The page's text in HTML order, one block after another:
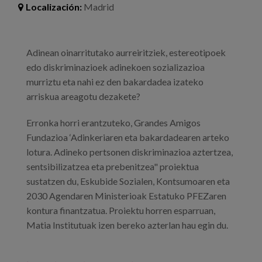
Blog
Trabaja con nosotros
Canal de denuncias
Localización: Madrid
Adinean oinarritutako aurreiritziek, estereotipoek
edo diskriminazioek adinekoen sozializazioa
murriztu eta nahi ez den bakardadea izateko
arriskua areagotu dezakete?
Erronka horri erantzuteko, Grandes Amigos
Fundazioa ‘Adinkeriaren eta bakardadearen arteko
lotura. Adineko pertsonen diskriminazioa aztertzea,
sentsibilizatzea eta prebenitzea" proiektua
sustatzen du, Eskubide Sozialen, Kontsumoaren eta
2030 Agendaren Ministerioak Estatuko PFEZaren
kontura finantzatua. Proiektu horren esparruan,
Matia Institutuak izen bereko azterlan hau egin du.